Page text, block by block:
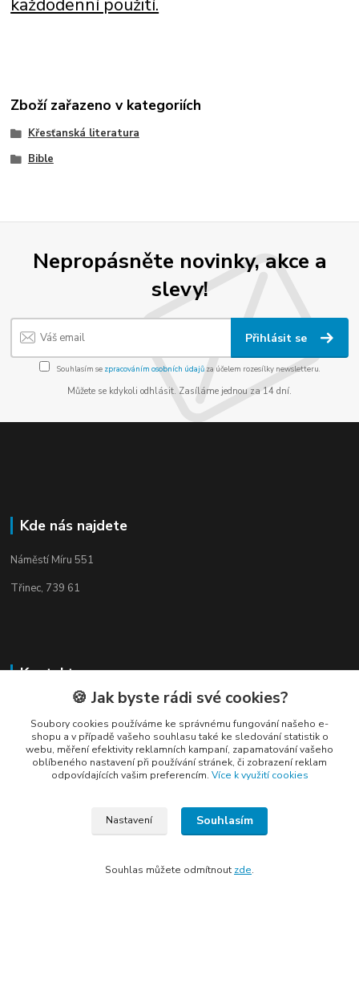
každodenní použití.
Zboží zařazeno v kategoriích
Křesťanská literatura
Bible
Nepropásněte novinky, akce a
slevy!
Přihlásit se
Souhlasím se zpracováním osobních údajůza účelem rozesílky newsletteru.
Můžete se kdykoli odhlásit. Zasíláme jednou za 14 dní.
Kde nás najdete
Náměstí Míru 551
Třinec, 739 61
Kontakty
+420 775688827 +420 737670415
🍪 Jak byste rádi své cookies?
Soubory cookies používáme ke správnému fungování našeho e-
shopu a v případě vašeho souhlasu také ke sledování statistik o
webu, měření efektivity reklamních kampaní, zapamatování vašeho
oblíbeného nastavení při používání stránek, či zobrazení reklam
odpovídajících vašim preferencím. Více k využití cookies
Nastavení Souhlasím
Souhlas můžete odmítnout zde.